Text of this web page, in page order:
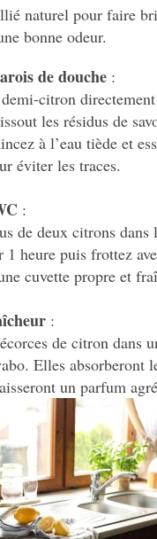
naturel pour faire
bonne odeur.
de douche :
citron
les résidus de
à l’eau tiède et
éviter les traces.
:
de deux citrons dans
1 heure puis frottez
cuvette propre et
:
de citron dans
Elles absorberont
un parfum